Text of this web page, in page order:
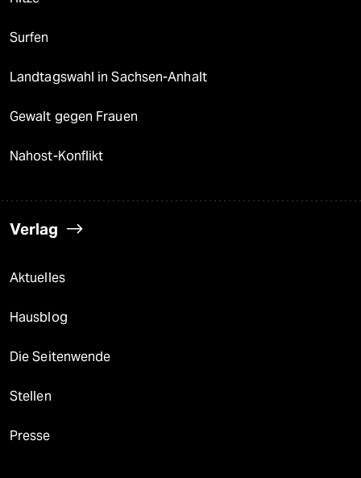
Surfen
Landtagswahl in Sachsen-Anhalt
Gewalt gegen Frauen
Nahost-Konflikt
Verlag
Aktuelles
Hausblog
Die Seitenwende
Stellen
Presse